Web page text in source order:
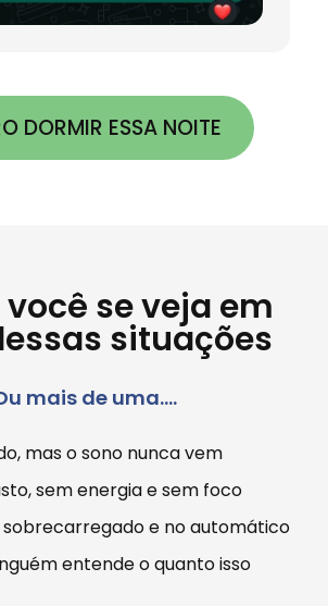
DORMIR ESSA NOITE
você se veja em
situações
mais de uma....
mas o sono nunca vem
sem energia e sem foco
sobrecarregado e no automático
entende o quanto isso